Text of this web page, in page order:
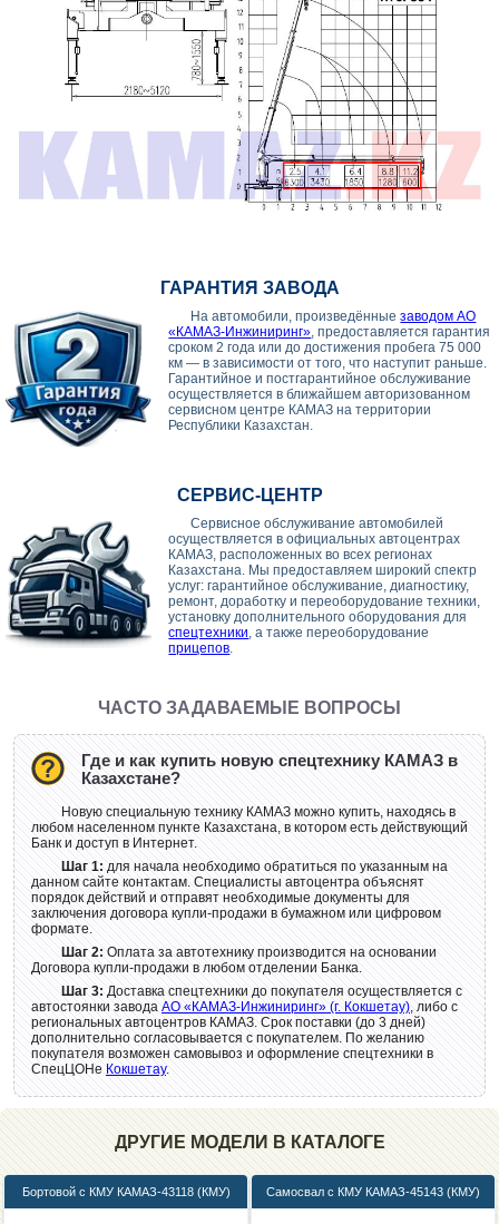
ГАРАНТИЯ ЗАВОДА
На автомобили, произведённыезаводом АО
«КАМАЗ-Инжиниринг», предоставляется гарантия
сроком 2 года или до достижения пробега 75 000
км — в зависимости от того, что наступит раньше.
Гарантийное и постгарантийное обслуживание
осуществляется в ближайшем авторизованном
сервисном центре КАМАЗ на территории
Республики Казахстан.
СЕРВИС-ЦЕНТР
Сервисное обслуживание автомобилей
осуществляется в официальных автоцентрах
КАМАЗ, расположенных во всех регионах
Казахстана. Мы предоставляем широкий спектр
услуг: гарантийное обслуживание, диагностику,
ремонт, доработку и переоборудование техники,
установку дополнительного оборудования для
спецтехники, а также переоборудование
прицепов.
ЧАСТО ЗАДАВАЕМЫЕ ВОПРОСЫ
Где и как купить новую спецтехнику КАМАЗ в
Казахстане?
Новую специальную технику КАМАЗ можно купить, находясь в
любом населенном пункте Казахстана, в котором есть действующий
Банк и доступ в Интернет.
Шаг 1: для начала необходимо обратиться по указанным на
данном сайте контактам. Специалисты автоцентра объяснят
порядок действий и отправят необходимые документы для
заключения договора купли-продажи в бумажном или цифровом
формате.
Шаг 2: Оплата за автотехнику производится на основании
Договора купли-продажи в любом отделении Банка.
Шаг 3: Доставка спецтехники до покупателя осуществляется с
автостоянки завода АО «КАМАЗ-Инжиниринг» (г. Кокшетау), либо с
региональных автоцентров КАМАЗ. Срок поставки (до 3 дней)
дополнительно согласовывается с покупателем. По желанию
покупателя возможен самовывоз и оформление спецтехники в
СпецЦОНе Кокшетау.
ДРУГИЕ МОДЕЛИ В КАТАЛОГЕ
Бортовой с КМУ КАМАЗ-43118 (КМУ) Самосвал с КМУ КАМАЗ-45143 (КМУ)